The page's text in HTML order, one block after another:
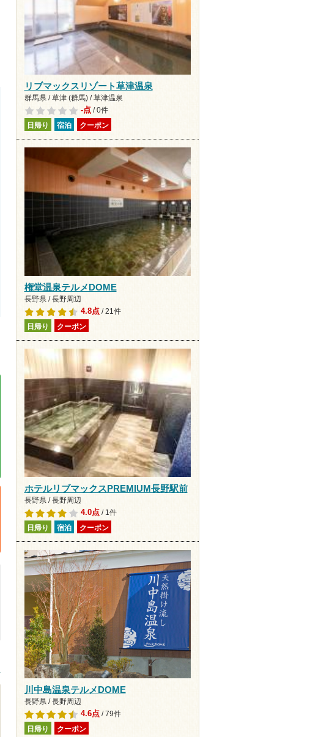
リブマックスリゾート草津温泉
群馬県 / 草津 (群馬) / 草津温泉
-点/ 0件
日帰り 宿泊 クーポン
権堂温泉テルメDOME
長野県 / 長野周辺
4.8点/ 21件
日帰り クーポン
ホテルリブマックスPREMIUM長野駅前
長野県 / 長野周辺
4.0点/ 1件
日帰り 宿泊 クーポン
川中島温泉テルメDOME
長野県 / 長野周辺
4.6点/ 79件
日帰り クーポン